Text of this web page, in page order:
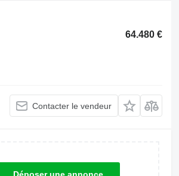
64.480 €
Contacter le vendeur